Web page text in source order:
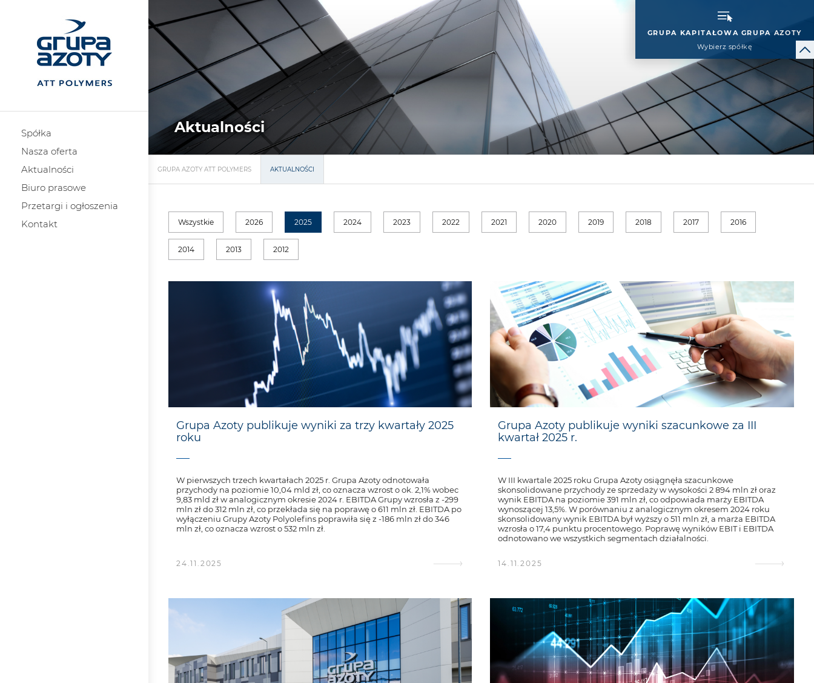
Spółka
Nasza oferta
Aktualności
Biuro prasowe
Przetargi i ogłoszenia
Kontakt
GRUPA KAPITAŁOWA GRUPA AZOTY
Wybierz spółkę
Aktualności
GRUPA AZOTY ATT POLYMERS AKTUALNOŚCI
Wszystkie 2026 2025 2024 2023 2022 2021 2020 2019 2018 2017 2016
2014 2013 2012
Grupa Azoty publikuje wyniki za trzy kwartały 2025
roku
W pierwszych trzech kwartałach 2025 r. Grupa Azoty odnotowała
przychody na poziomie 10,04 mld zł, co oznacza wzrost o ok. 2,1% wobec
9,83 mld zł w analogicznym okresie 2024 r. EBITDA Grupy wzrosła z -299
mln zł do 312 mln zł, co przekłada się na poprawę o 611 mln zł. EBITDA po
wyłączeniu Grupy Azoty Polyolefins poprawiła się z -186 mln zł do 346
mln zł, co oznacza wzrost o 532 mln zł.
24.11.2025
Grupa Azoty publikuje wyniki szacunkowe za III
kwartał 2025 r.
W III kwartale 2025 roku Grupa Azoty osiągnęła szacunkowe
skonsolidowane przychody ze sprzedaży w wysokości 2 894 mln zł oraz
wynik EBITDA na poziomie 391 mln zł, co odpowiada marży EBITDA
wynoszącej 13,5%. W porównaniu z analogicznym okresem 2024 roku
skonsolidowany wynik EBITDA był wyższy o 511 mln zł, a marża EBITDA
wzrosła o 17,4 punktu procentowego. Poprawę wyników EBIT i EBITDA
odnotowano we wszystkich segmentach działalności.
14.11.2025